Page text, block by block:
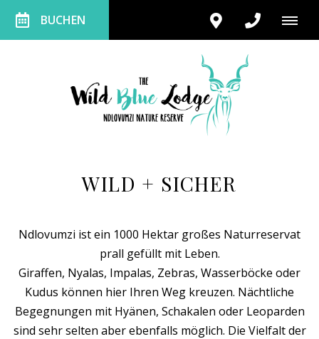
BUCHEN
WILD + SICHER
Ndlovumzi ist ein 1000 Hektar großes Naturreservat
prall gefüllt mit Leben.
Giraffen, Nyalas, Impalas, Zebras, Wasserböcke oder
Kudus können hier Ihren Weg kreuzen. Nächtliche
Begegnungen mit Hyänen, Schakalen oder Leoparden
sind sehr selten aber ebenfalls möglich. Die Vielfalt der